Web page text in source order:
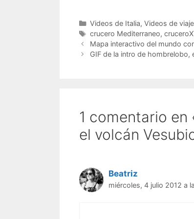
Categorías
Videos de Italia, Videos de
Etiquetas
crucero Mediterraneo,
Mapa interactivo del mundo
GIF de la intro de hombrelobo,
1 comentario
el volcán
Beatriz
miércoles, 4 julio 2012 a